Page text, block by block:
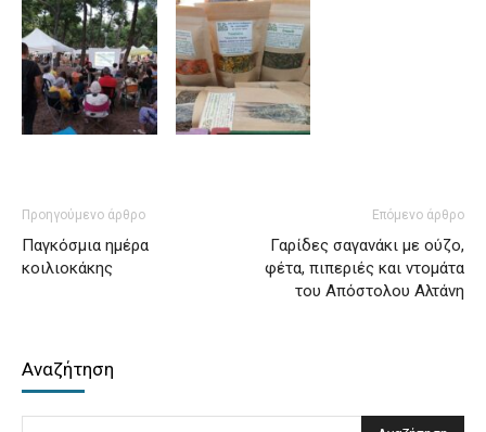
Προηγούμενο άρθρο
Παγκόσμια ημέρα
κοιλιοκάκης
Επόμενο άρθρο
Γαρίδες σαγανάκι με ούζο,
φέτα, πιπεριές και ντομάτα
του Απόστολου Αλτάνη
Αναζήτηση